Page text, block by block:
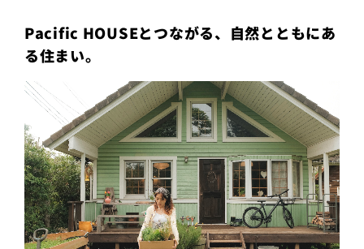
Pacific HOUSEとつながる、自然とともにあ
る住まい。